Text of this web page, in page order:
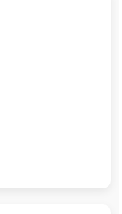
Gerekenler
Rehber
Nelerdir?